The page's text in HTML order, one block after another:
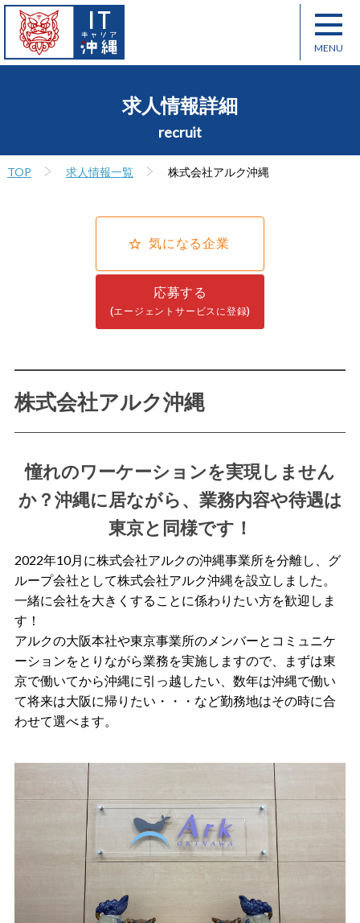
求人情報詳細
recruit
TOP 求人情報一覧 株式会社アルク沖縄
気になる企業
応募する
(エージェントサービスに登録)
株式会社アルク沖縄
憧れのワーケーションを実現しません
か？沖縄に居ながら、業務内容や待遇は
東京と同様です！
2022年10月に株式会社アルクの沖縄事業所を分離し、グ
ループ会社として株式会社アルク沖縄を設立しました。
一緒に会社を大きくすることに係わりたい方を歓迎しま
す！
アルクの大阪本社や東京事業所のメンバーとコミュニケ
ーションをとりながら業務を実施しますので、まずは東
京で働いてから沖縄に引っ越したい、数年は沖縄で働い
て将来は大阪に帰りたい・・・など勤務地はその時に合
わせて選べます。